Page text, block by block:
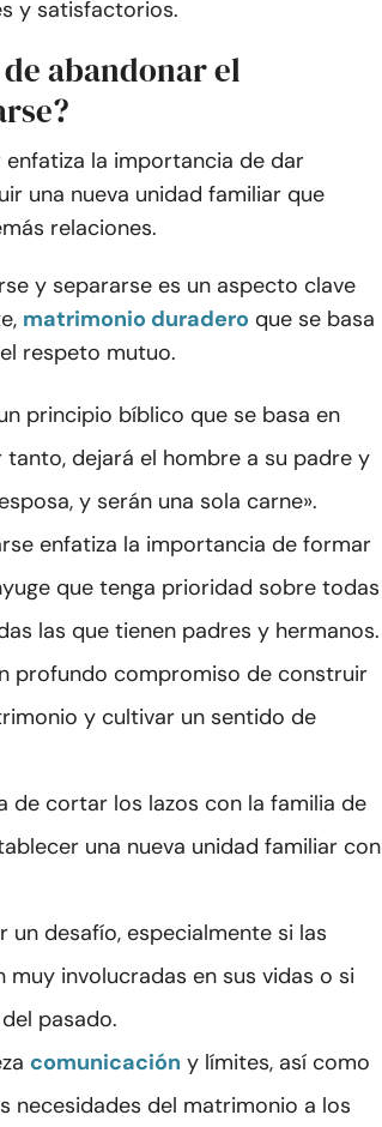
y satisfactorios.
abandonar el
la importancia de dar
una nueva unidad familiar que
relaciones.
y separarse es un aspecto clave
matrimonio duradero que se basa
respeto mutuo.
principio bíblico que se basa en
tanto, dejará el hombre a su padre y
y serán una sola carne».
enfatiza la importancia de formar
que tenga prioridad sobre todas
las que tienen padres y hermanos.
profundo compromiso de construir
y cultivar un sentido de
de cortar los lazos con la familia de
una nueva unidad familiar con
un desafío, especialmente si las
involucradas en sus vidas o si
pasado.
comunicación y límites, así como
necesidades del matrimonio a los